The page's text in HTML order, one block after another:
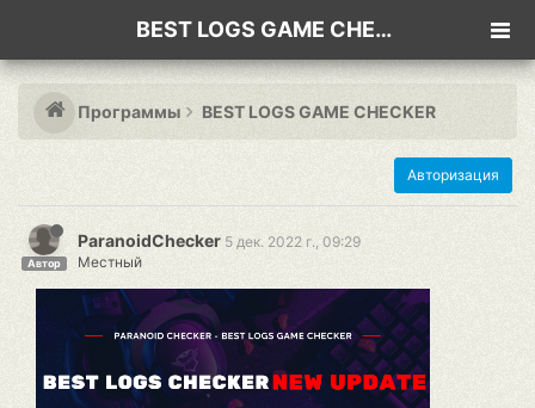
BEST LOGS GAME CHECKER
Программы BEST LOGS GAME CHECKER
Авторизация
Автор
ParanoidChecker 5 дек. 2022 г., 09:29
Местный